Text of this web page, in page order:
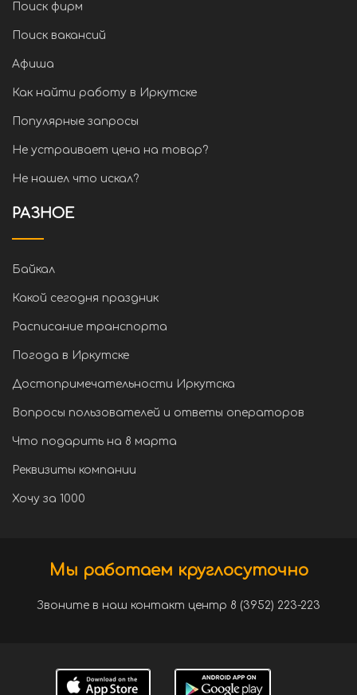
Поиск фирм
Поиск вакансий
Афиша
Как найти работу в Иркутске
Популярные запросы
Не устраивает цена на товар?
Не нашел что искал?
РАЗНОЕ
Байкал
Какой сегодня праздник
Расписание транспорта
Погода в Иркутске
Достопримечательности Иркутска
Вопросы пользователей и ответы операторов
Что подарить на 8 марта
Реквизиты компании
Хочу за 1000
Мы работаем круглосуточно
Звоните в наш контакт центр 8 (3952) 223-223